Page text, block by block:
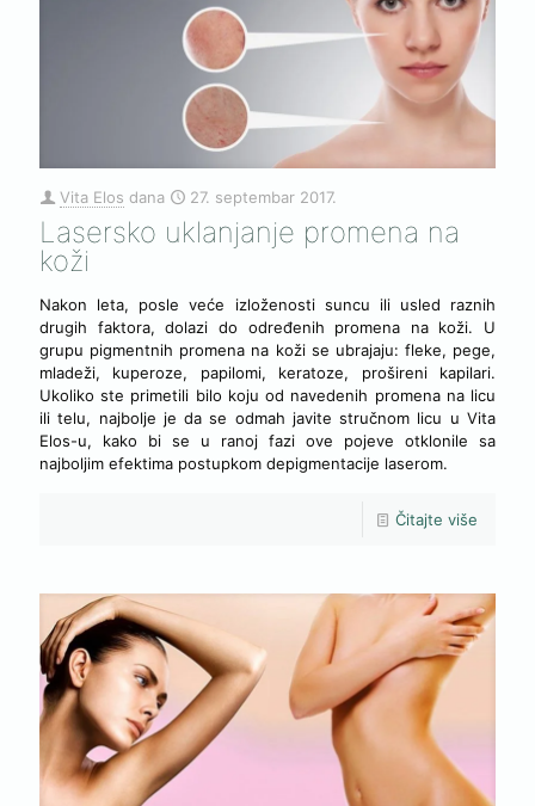
Vita Elos dana 27. septembar 2017.
Lasersko uklanjanje promena na
koži
Nakon leta, posle veće izloženosti suncu ili usled raznih
drugih faktora, dolazi do određenih promena na koži. U
grupu pigmentnih promena na koži se ubrajaju: fleke, pege,
mladeži, kuperoze, papilomi, keratoze, prošireni kapilari.
Ukoliko ste primetili bilo koju od navedenih promena na licu
ili telu, najbolje je da se odmah javite stručnom licu u Vita
Elos-u, kako bi se u ranoj fazi ove pojeve otklonile sa
najboljim efektima postupkom depigmentacije laserom.
Čitajte više